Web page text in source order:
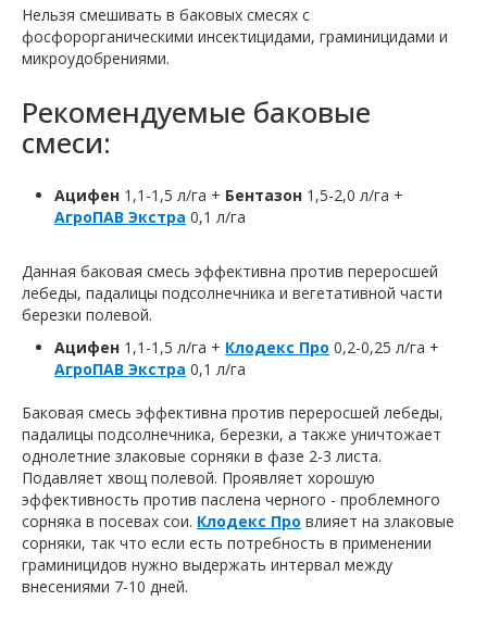
Нельзя смешивать в баковых смесях с
фосфорорганическими инсектицидами, граминицидами и
микроудобрениями.
Рекомендуемые баковые
смеси:
Ацифен 1,1-1,5 л/га + Бентазон 1,5-2,0 л/га +
АгроПАВ Экстра 0,1 л/га
Данная баковая смесь эффективна против переросшей
лебеды, падалицы подсолнечника и вегетативной части
березки полевой.
Ацифен 1,1-1,5 л/га + Клодекс Про 0,2-0,25 л/га +
АгроПАВ Экстра 0,1 л/га
Баковая смесь эффективна против переросшей лебеды,
падалицы подсолнечника, березки, а также уничтожает
однолетние злаковые сорняки в фазе 2-3 листа.
Подавляет хвощ полевой. Проявляет хорошую
эффективность против паслена черного - проблемного
сорняка в посевах сои. Клодекс Про влияет на злаковые
сорняки, так что если есть потребность в применении
граминицидов нужно выдержать интервал между
внесениями 7-10 дней.